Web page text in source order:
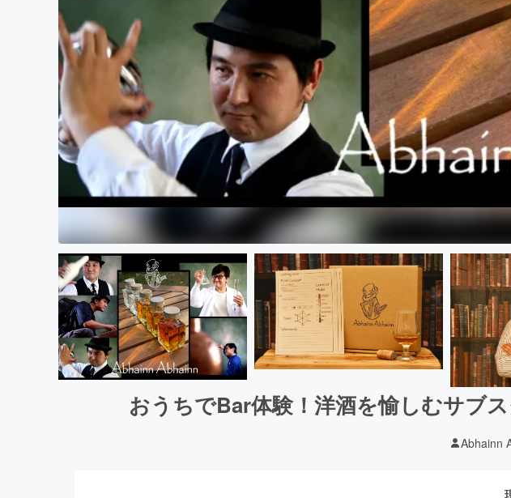
おうちでBar体験！洋酒を愉しむサブ
Abhainn